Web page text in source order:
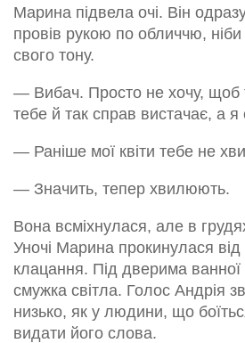
Марина підвела очі. Він
провів рукою по обличчю,
свого тону.
— Вибач. Просто не хочу, щоб
тебе й так справ вистачає, а я
— Раніше мої квіти тебе не
— Значить, тепер хвилюють.
Вона всміхнулася, але в
Уночі Марина прокинулася від
клацання. Під дверима ванної
смужка світла. Голос Андрія
низько, як у людини, що
видати його слова.